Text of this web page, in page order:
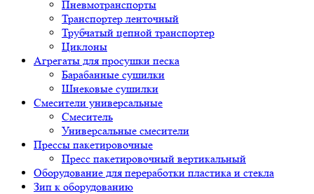
Пневмотранспорты
Транспортер ленточный
Трубчатый цепной транспортер
Циклоны
Агрегаты для просушки песка
Барабанные сушилки
Шнековые сушилки
Смесители универсальные
Смеситель
Универсальные смесители
Прессы пакетировочные
Пресс пакетировочный вертикальный
Оборудование для переработки пластика и стекла
Зип к оборудованию